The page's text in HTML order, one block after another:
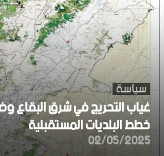
سياسة
غياب التحريج في شرق البقاع
خطط البلديات المستقبلية
02/05/2025